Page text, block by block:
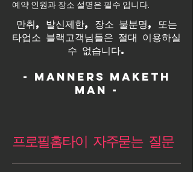
예약 인원과 장소 설명은 필수 입니다.
만취, 발신제한, 장소 불분명, 또는
타업소 블랙고객님들은 절대 이용하실
수 없습니다.
- Manners maketh
man -
프로필홈타이 자주묻는 질문